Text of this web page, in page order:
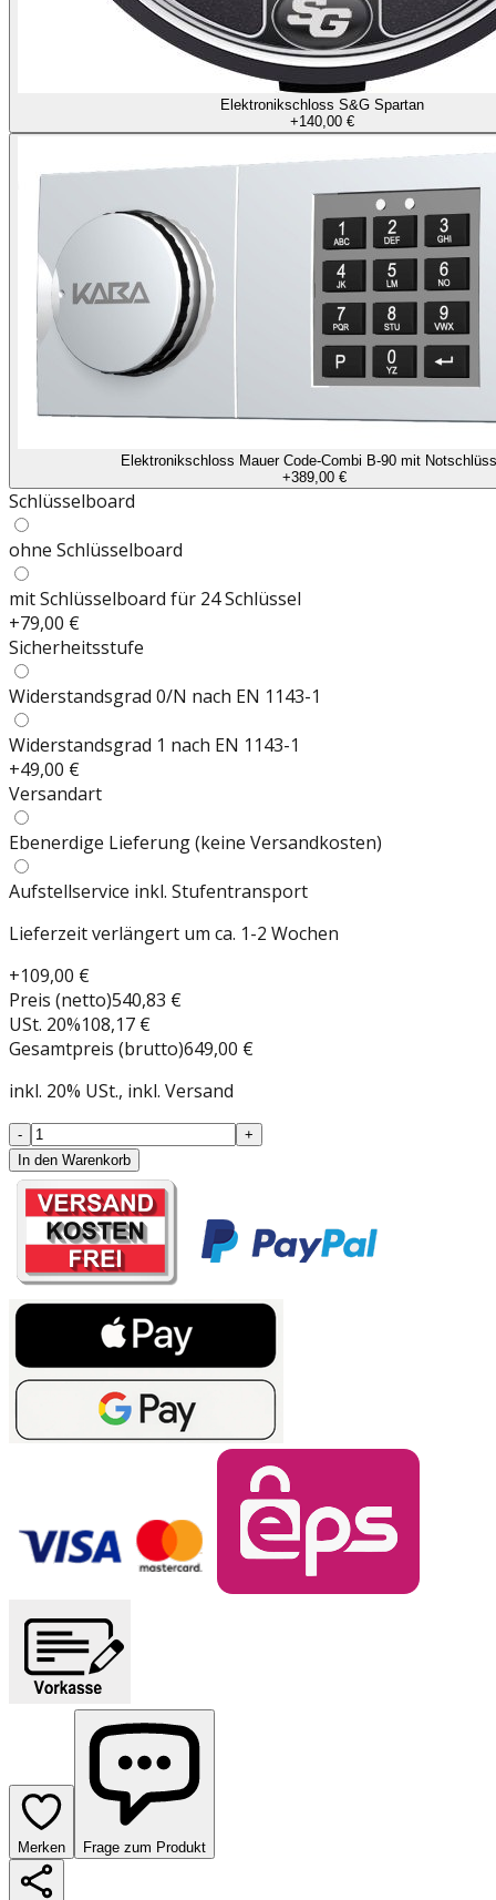
Elektronikschloss S&G Spartan
+140,00 €
Elektronikschloss Mauer Code-Combi B-90 mit
+389,00 €
Schlüsselboard
ohne Schlüsselboard
mit Schlüsselboard für 24 Schlüssel
+79,00 €
Sicherheitsstufe
Widerstandsgrad 0/N nach EN 1143-1
Widerstandsgrad 1 nach EN 1143-1
+49,00 €
Versandart
Ebenerdige Lieferung (keine Versandkosten)
Aufstellservice inkl. Stufentransport
Lieferzeit verlängert um ca. 1-2 Wochen
+109,00 €
Preis (netto)540,83 €
USt. 20%108,17 €
Gesamtpreis (brutto)649,00 €
inkl. 20% USt., inkl. Versand
-
+
In den Warenkorb
Merken Frage zum Produkt